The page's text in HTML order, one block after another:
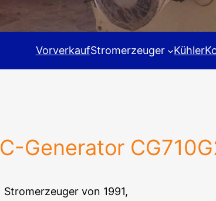
VorverkaufStromerzeuger Kühler
Generator
Stromerzeuger von 1991,